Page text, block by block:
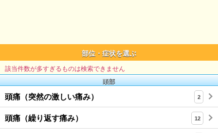
部位・症状を選ぶ
該当件数が多すぎるものは検索できません
頭部
頭痛（突然の激しい痛み） 2
頭痛（繰り返す痛み） 12